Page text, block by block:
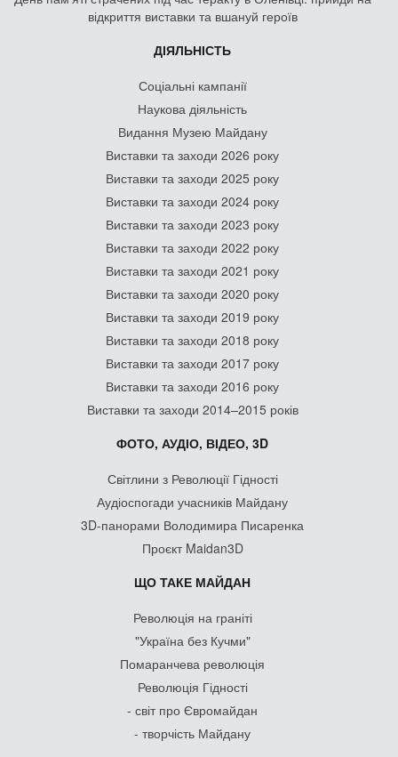
відкриття виставки та вшануй героїв
ДІЯЛЬНІСТЬ
Соціальні кампанії
Наукова діяльність
Видання Музею Майдану
Виставки та заходи 2026 року
Виставки та заходи 2025 року
Виставки та заходи 2024 року
Виставки та заходи 2023 року
Виставки та заходи 2022 року
Виставки та заходи 2021 року
Виставки та заходи 2020 року
Виставки та заходи 2019 року
Виставки та заходи 2018 року
Виставки та заходи 2017 року
Виставки та заходи 2016 року
Виставки та заходи 2014–2015 років
ФОТО, АУДІО, ВІДЕО, 3D
Світлини з Революції Гідності
Аудіоспогади учасників Майдану
3D-панорами Володимира Писаренка
Проєкт Maidan3D
ЩО ТАКЕ МАЙДАН
Революція на граніті
"Україна без Кучми"
Помаранчева революція
Революція Гідності
- світ про Євромайдан
- творчість Майдану